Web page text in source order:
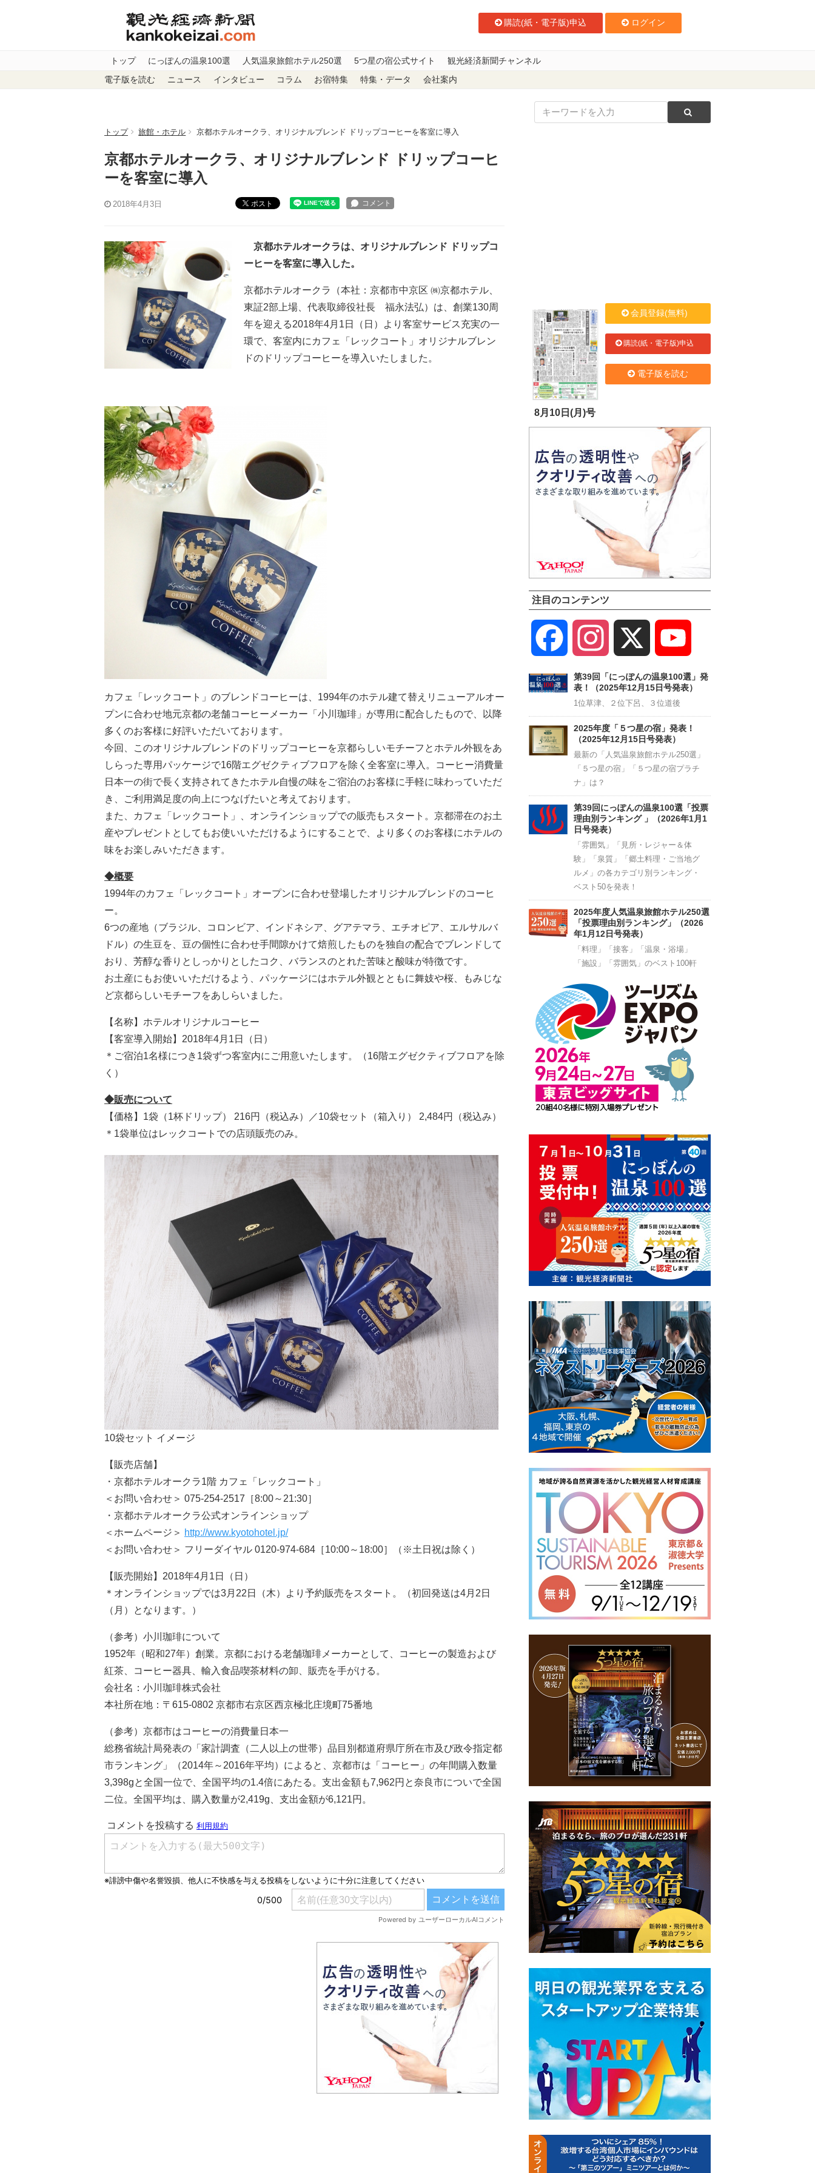
購読(紙・電子版)申込 ログイン
トップ にっぽんの温泉100選 人気温泉旅館ホテル250選 5つ星の宿公式サイト 観光経済新聞チャンネル
電子版を読む ニュース インタビュー コラム お宿特集 特集・データ 会社案内
トップ 旅館・ホテル 京都ホテルオークラ、オリジナルブレンド ドリップコーヒーを客室に導入
京都ホテルオークラ、オリジナルブレンド ドリップコーヒ
ーを客室に導入
2018年4月3日 ポスト
京都ホテルオークラは、オリジナルブレンド ドリップコ
ーヒーを客室に導入した。
京都ホテルオークラ（本社：京都市中京区 ㈱京都ホテル、
東証2部上場、代表取締役社長 福永法弘）は、創業130周
年を迎える2018年4月1日（日）より客室サービス充実の一
環で、客室内にカフェ「レックコート」オリジナルブレン
ドのドリップコーヒーを導入いたしました。
カフェ「レックコート」のブレンドコーヒーは、1994年のホテル建て替えリニューアルオー
プンに合わせ地元京都の老舗コーヒーメーカー「小川珈琲」が専用に配合したもので、以降
多くのお客様に好評いただいております。
今回、このオリジナルブレンドのドリップコーヒーを京都らしいモチーフとホテル外観をあ
しらった専用パッケージで16階エグゼクティブフロアを除く全客室に導入。コーヒー消費量
日本一の街で長く支持されてきたホテル自慢の味をご宿泊のお客様に手軽に味わっていただ
き、ご利用満足度の向上につなげたいと考えております。
また、カフェ「レックコート」、オンラインショップでの販売もスタート。京都滞在のお土
産やプレゼントとしてもお使いいただけるようにすることで、より多くのお客様にホテルの
味をお楽しみいただきます。
◆概要
1994年のカフェ「レックコート」オープンに合わせ登場したオリジナルブレンドのコーヒ
ー。
6つの産地（ブラジル、コロンビア、インドネシア、グアテマラ、エチオピア、エルサルバ
ドル）の生豆を、豆の個性に合わせ手間隙かけて焙煎したものを独自の配合でブレンドして
おり、芳醇な香りとしっかりとしたコク、バランスのとれた苦味と酸味が特徴です。
お土産にもお使いいただけるよう、パッケージにはホテル外観とともに舞妓や桜、もみじな
ど京都らしいモチーフをあしらいました。
【名称】ホテルオリジナルコーヒー
【客室導入開始】2018年4月1日（日）
＊ご宿泊1名様につき1袋ずつ客室内にご用意いたします。（16階エグゼクティブフロアを除
く）
◆販売について
【価格】1袋（1杯ドリップ） 216円（税込み）／10袋セット（箱入り） 2,484円（税込み）
＊1袋単位はレックコートでの店頭販売のみ。
10袋セット イメージ
【販売店舗】
・京都ホテルオークラ1階 カフェ「レックコート」
＜お問い合わせ＞ 075-254-2517［8:00～21:30］
・京都ホテルオークラ公式オンラインショップ
＜ホームページ＞ http://www.kyotohotel.jp/
＜お問い合わせ＞ フリーダイヤル 0120-974-684［10:00～18:00］（※土日祝は除く）
【販売開始】2018年4月1日（日）
＊オンラインショップでは3月22日（木）より予約販売をスタート。（初回発送は4月2日
（月）となります。）
（参考）小川珈琲について
1952年（昭和27年）創業。京都における老舗珈琲メーカーとして、コーヒーの製造および
紅茶、コーヒー器具、輸入食品喫茶材料の卸、販売を手がける。
会社名：小川珈琲株式会社
本社所在地：〒615-0802 京都市右京区西京極北庄境町75番地
（参考）京都市はコーヒーの消費量日本一
総務省統計局発表の「家計調査（二人以上の世帯）品目別都道府県庁所在市及び政令指定都
市ランキング」（2014年～2016年平均）によると、京都市は「コーヒー」の年間購入数量
3,398gと全国一位で、全国平均の1.4倍にあたる。支出金額も7,962円と奈良市についで全国
二位。全国平均は、購入数量が2,419g、支出金額が6,121円。
8月10日(月)号
会員登録(無料)
購読(紙・電子版)申込
電子版を読む
注目のコンテンツ
Facebook Instagram
Channel
第39回「にっぽんの温泉100選」発
表！（2025年12月15日号発表）
1位草津、２位下呂、３位道後
2025年度「５つ星の宿」発表！
（2025年12月15日号発表）
最新の「人気温泉旅館ホテル250選」
「５つ星の宿」「５つ星の宿プラチ
ナ」は？
第39回にっぽんの温泉100選「投票
理由別ランキング 」（2026年1月1
日号発表）
「雰囲気」「見所・レジャー＆体
験」「泉質」「郷土料理・ご当地グ
ルメ」の各カテゴリ別ランキング・
ベスト50を発表！
2025年度人気温泉旅館ホテル250選
「投票理由別ランキング」（2026
年1月12日号発表）
「料理」「接客」「温泉・浴場」
「施設」「雰囲気」のベスト100軒